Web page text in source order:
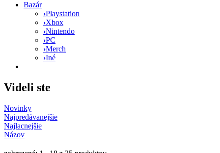
Bazár
›Playstation
›Xbox
›Nintendo
›PC
›Merch
›Iné
Videli ste
Novinky
Najpredávanejšie
Najlacnejšie
Názov